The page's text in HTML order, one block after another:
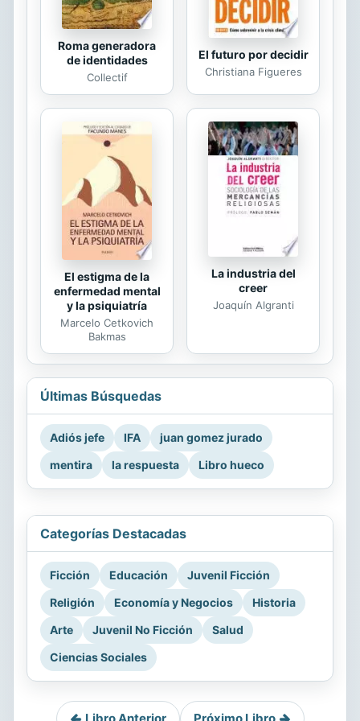
Roma generadora
de identidades
Collectif
El futuro por decidir
Christiana Figueres
El estigma de la
enfermedad mental
y la psiquiatría
Marcelo Cetkovich
Bakmas
La industria del
creer
Joaquín Algranti
Últimas Búsquedas
Adiós jefe IFA
juan gomez jurado
mentira
la respuesta Libro hueco
Categorías Destacadas
Ficción Educación
Juvenil Ficción
Religión
Economía y Negocios
Historia
Arte
Juvenil No Ficción
Salud
Ciencias Sociales